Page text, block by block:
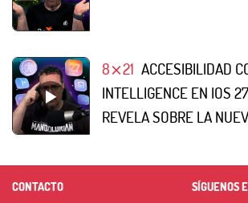
8⨯21 ACCESIBILIDAD
INTELLIGENCE EN IOS
REVELA SOBRE LA
CONTACTO SÍGUENOS